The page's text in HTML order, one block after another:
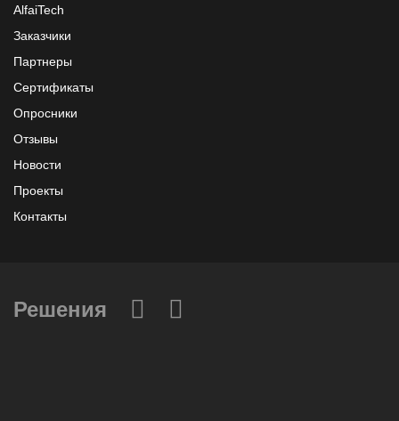
AlfaiTech
Заказчики
Партнеры
Сертификаты
Опросники
Отзывы
Новости
Проекты
Контакты
Решения